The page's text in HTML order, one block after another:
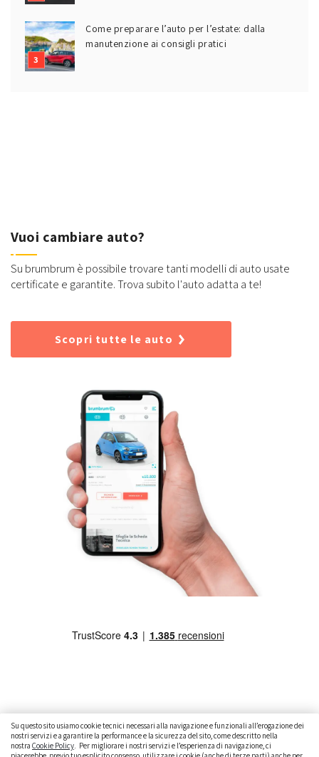
Su questo sito usiamo cookie tecnici necessari alla navigazione e funzionali all’erogazione dei
nostri servizi e a garantire la performance e la sicurezza del sito, come descritto nella
nostra Cookie Policy. Per migliorare i nostri servizi e l’esperienza di navigazione, ci
Come preparare l’auto per l’estate: dalla
manutenzione ai consigli pratici
Vuoi cambiare auto?
Su brumbrum è possibile trovare tanti modelli di auto usate
certificate e garantite. Trova subito l'auto adatta a te!
Scopri tutte le auto
CAMBIARE AUTO GUIDA ALL’ACQUISTO